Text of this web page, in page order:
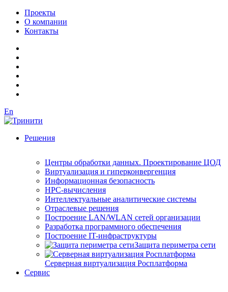
Проекты
О компании
Контакты
En
Решения
Центры обработки данных. Проектирование ЦОД
Виртуализация и гиперконвергенция
Информационная безопасность
HPC-вычисления
Интеллектуальные аналитические системы
Отраслевые решения
Построение LAN/WLAN сетей организации
Разработка программного обеспечения
Построение IT-инфраструктуры
Защита периметра сети
Серверная виртуализация Росплатформа
Сервис